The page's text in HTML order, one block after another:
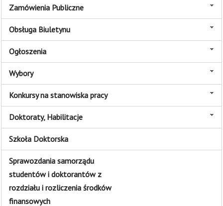
Zamówienia Publiczne
Obsługa Biuletynu
Ogłoszenia
Wybory
Konkursy na stanowiska pracy
Doktoraty, Habilitacje
Szkoła Doktorska
Sprawozdania samorządu
studentów i doktorantów z
rozdziału i rozliczenia środków
finansowych